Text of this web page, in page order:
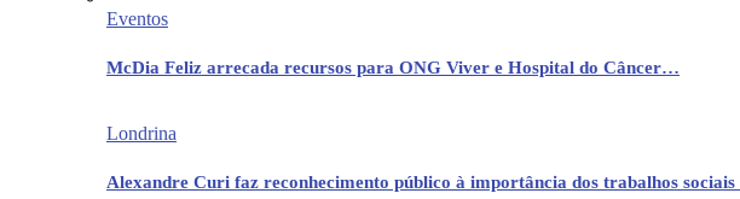
Eventos
McDia Feliz arrecada recursos para ONG Viver e Hospital do Câncer…
Londrina
Alexandre Curi faz reconhecimento público à importância dos trabalhos